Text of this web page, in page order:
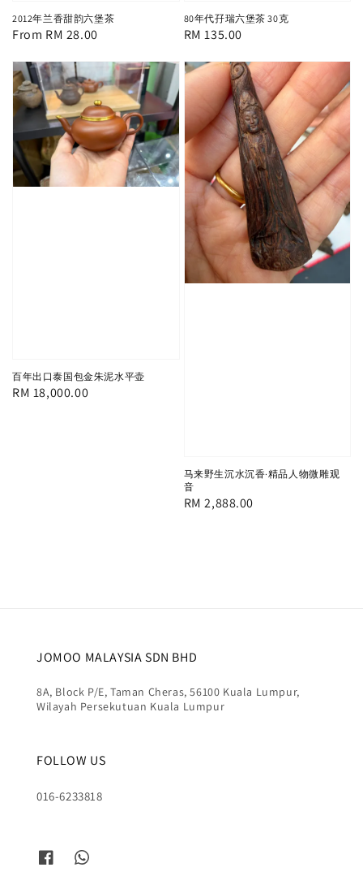
2012年兰香甜韵六堡茶
Regular
From RM 28.00
80年代孖瑞六堡茶 30克
Regular
RM 135.00
百年出口泰国包金朱泥水平壶
Regular
RM 18,000.00
马来野生沉水沉香·精品人物微雕观
音
Regular
RM 2,888.00
JOMOO MALAYSIA SDN BHD
8A, Block P/E, Taman Cheras, 56100 Kuala Lumpur,
Wilayah Persekutuan Kuala Lumpur
FOLLOW US
016-6233818